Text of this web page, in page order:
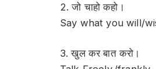
2. जो चाहो कहो।
Say what you will/
3. खुल कर बात करो।